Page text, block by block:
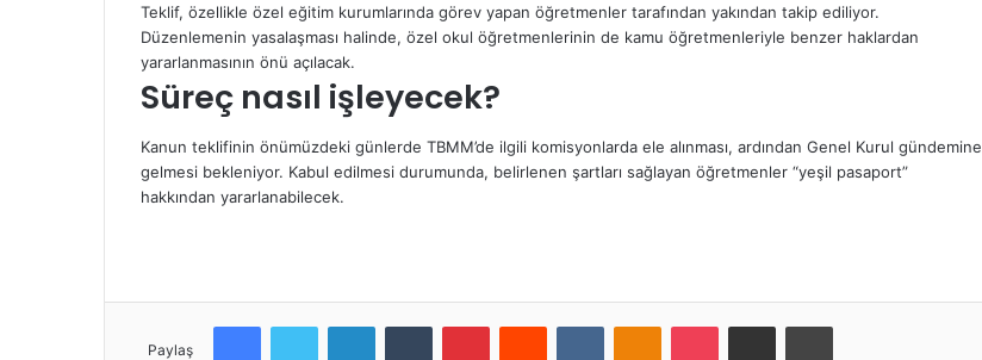
Teklif, özellikle özel eğitim kurumlarında görev yapan öğretmenler tarafından yakından takip ediliyor.
Düzenlemenin yasalaşması halinde, özel okul öğretmenlerinin de kamu öğretmenleriyle benzer haklardan
yararlanmasının önü açılacak.
Süreç nasıl işleyecek?
Kanun teklifinin önümüzdeki günlerde TBMM’de ilgili komisyonlarda ele alınması, ardından Genel Kurul gündemine
gelmesi bekleniyor. Kabul edilmesi durumunda, belirlenen şartları sağlayan öğretmenler “yeşil pasaport”
hakkından yararlanabilecek.
Paylaş
FacebookTwitter LinkedInTumblr PinterestReddit VKontakteOdnoklassniki
Pocket E-Posta ile paylaş Yazdır